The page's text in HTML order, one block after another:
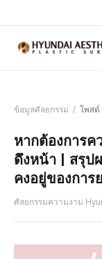
ข้อมูลศัลยกรรม / โพสต์
หากต้องการค
ดึงหน้า｜สรุป
คงอยู่ของการ
ศัลยกรรมความงาม